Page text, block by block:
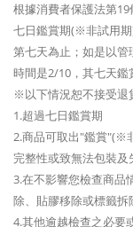
根據消費者保護法第19
七日鑑賞期(※非試用
第七天為止；如是以管
時間是2/10，其七天鑑
※以下情況恕不接受退
1.超過七日鑑賞期
2.商品可取出"鑑賞"(※
完整性或致無法包裝及
3.在不影響您檢查商品
除、貼膠移除或標籤拆
4.其他逾越檢查之必要